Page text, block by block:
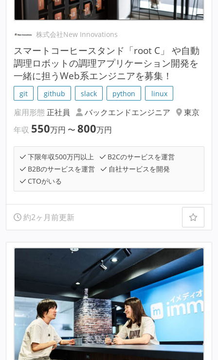
株式会社New Innovations
スマートコーヒースタンド「root C」 や自動
調理ロボットの調理アプリケーション開発を
一緒に担うWeb系エンジニアを募集！
git github slack python linux
雇用形態 正社員 バックエンドエンジニア
東京
年収 550万円 〜 800万円
下限年収500万円以上
B2Cのサービスを運営
B2Bのサービスを運営
自社サービスを開発
CTOがいる
約2ヶ月前更新